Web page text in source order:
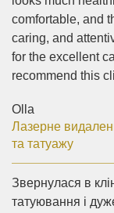
comfortable, and
caring, and
for the excellent
recommend this
Olla
Лазерне
та татуажу
Звернулася в
татуювання і